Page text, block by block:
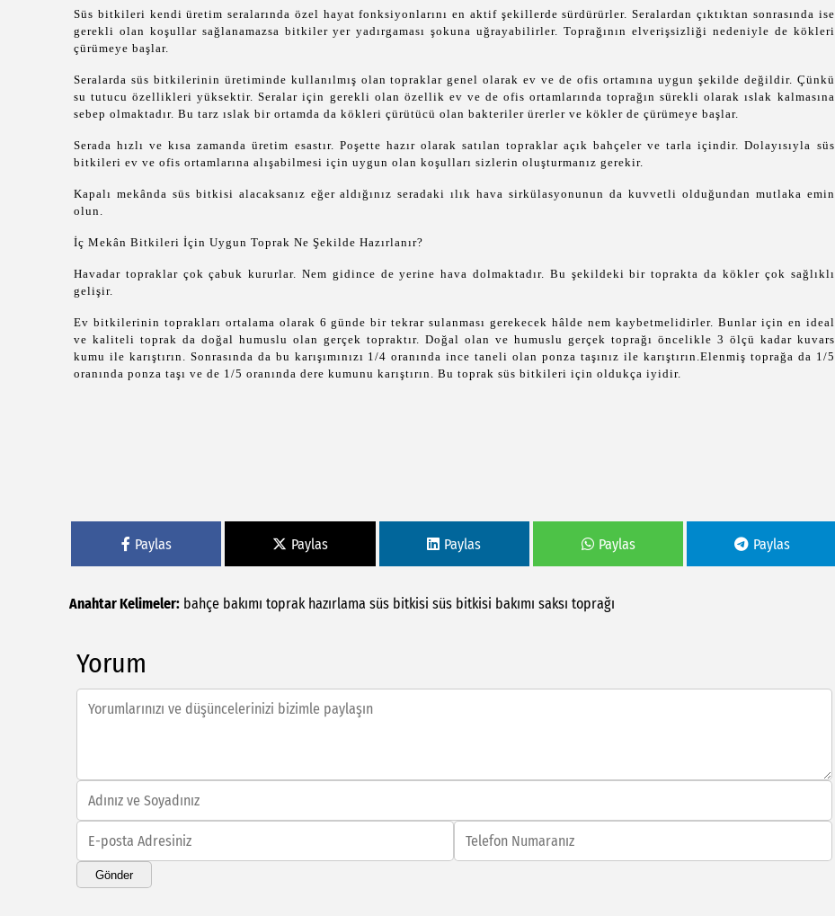
Süs bitkileri kendi üretim seralarında özel hayat fonksiyonlarını en aktif şekillerde sürdürürler. Seralardan çıktıktan sonrasında ise
gerekli olan koşullar sağlanamazsa bitkiler yer yadırgaması şokuna uğrayabilirler. Toprağının elverişsizliği nedeniyle de kökleri
çürümeye başlar.
Seralarda süs bitkilerinin üretiminde kullanılmış olan topraklar genel olarak ev ve de ofis ortamına uygun şekilde değildir. Çünkü
su tutucu özellikleri yüksektir. Seralar için gerekli olan özellik ev ve de ofis ortamlarında toprağın sürekli olarak ıslak kalmasına
sebep olmaktadır. Bu tarz ıslak bir ortamda da kökleri çürütücü olan bakteriler ürerler ve kökler de çürümeye başlar.
Serada hızlı ve kısa zamanda üretim esastır. Poşette hazır olarak satılan topraklar açık bahçeler ve tarla içindir. Dolayısıyla süs
bitkileri ev ve ofis ortamlarına alışabilmesi için uygun olan koşulları sizlerin oluşturmanız gerekir.
Kapalı mekânda süs bitkisi alacaksanız eğer aldığınız seradaki ılık hava sirkülasyonunun da kuvvetli olduğundan mutlaka emin
olun.
İç Mekân Bitkileri İçin Uygun Toprak Ne Şekilde Hazırlanır?
Havadar topraklar çok çabuk kururlar. Nem gidince de yerine hava dolmaktadır. Bu şekildeki bir toprakta da kökler çok sağlıklı
gelişir.
Ev bitkilerinin toprakları ortalama olarak 6 günde bir tekrar sulanması gerekecek hâlde nem kaybetmelidirler. Bunlar için en ideal
ve kaliteli toprak da doğal humuslu olan gerçek topraktır. Doğal olan ve humuslu gerçek toprağı öncelikle 3 ölçü kadar kuvars
kumu ile karıştırın. Sonrasında da bu karışımınızı 1/4 oranında ince taneli olan ponza taşınız ile karıştırın.Elenmiş toprağa da 1/5
oranında ponza taşı ve de 1/5 oranında dere kumunu karıştırın. Bu toprak süs bitkileri için oldukça iyidir.
Paylas Paylas Paylas Paylas Paylas
Anahtar Kelimeler: bahçe bakımı toprak hazırlama süs bitkisi süs bitkisi bakımı saksı toprağı
Yorum
Gönder